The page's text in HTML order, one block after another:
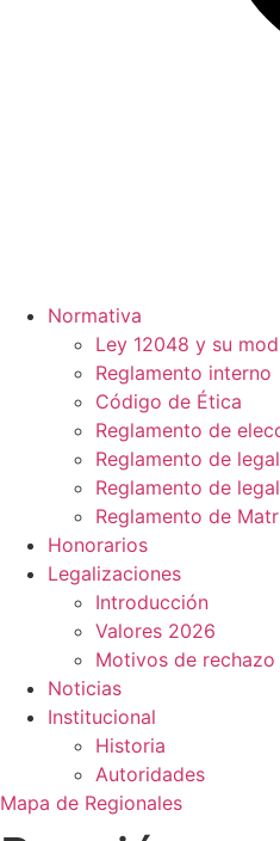
Normativa
Ley 12048 y su
Reglamento interno
Código de Ética
Reglamento de
Reglamento de
Reglamento de
Reglamento de
Honorarios
Legalizaciones
Introducción
Valores 2026
Motivos de
Noticias
Institucional
Historia
Autoridades
Mapa de Regionales